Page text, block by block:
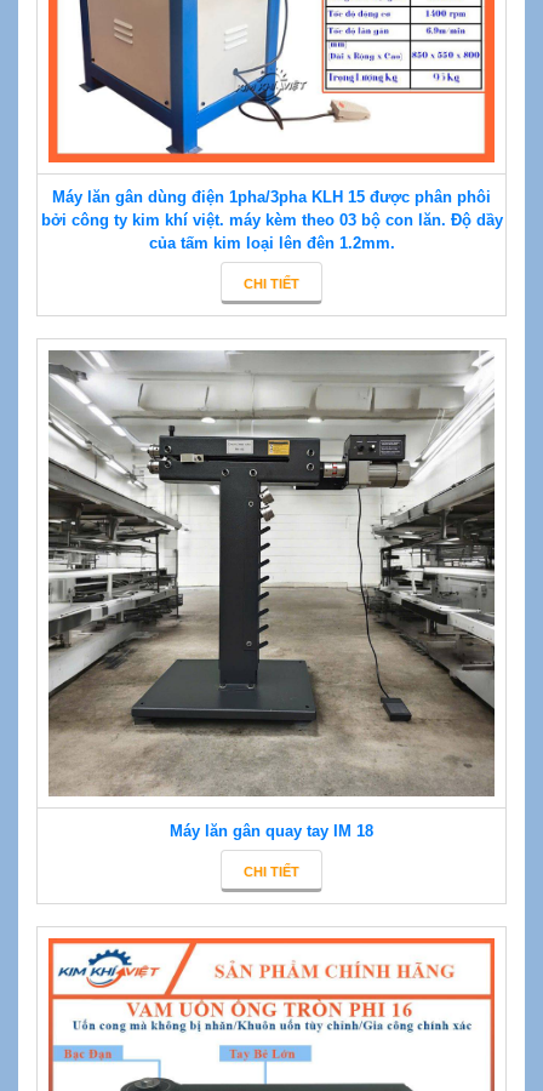
Máy lăn gân dùng điện 1pha/3pha KLH 15 được phân phôi
bởi công ty kim khí việt. máy kèm theo 03 bộ con lăn. Độ dầy
của tấm kim loại lên đên 1.2mm.
CHI TIẾT
Máy lăn gân quay tay IM 18
CHI TIẾT